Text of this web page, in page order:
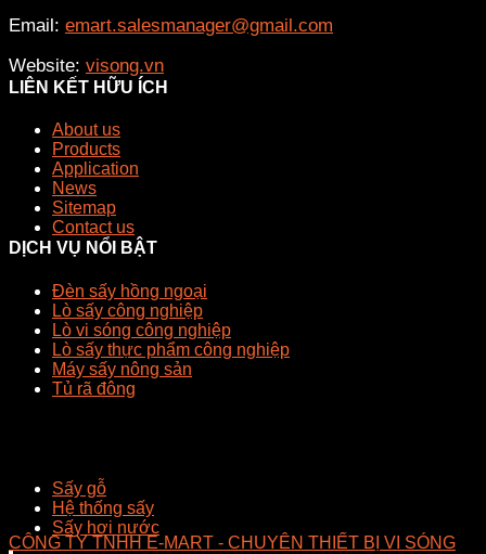
Email: emart.salesmanager@gmail.com
Website: visong.vn
LIÊN KẾT HỮU ÍCH
About us
Products
Application
News
Sitemap
Contact us
DỊCH VỤ NỔI BẬT
Đèn sấy hồng ngoại
Lò sấy công nghiệp
Lò vi sóng công nghiệp
Lò sấy thực phẩm công nghiệp
Máy sấy nông sản
Tủ rã đông
Sấy gỗ
Hệ thống sấy
Sấy hơi nước
CÔNG TY TNHH E-MART - CHUYÊN THIẾT BỊ VI SÓNG